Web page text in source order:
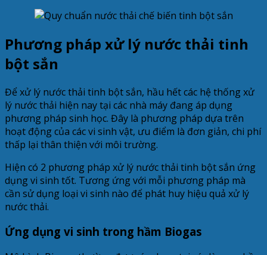
Phương pháp xử lý nước thải tinh
bột sắn
Để xử lý nước thải tinh bột sắn, hầu hết các hệ thống xử
lý nước thải hiện nay tại các nhà máy đang áp dụng
phương pháp sinh học. Đây là phương pháp dựa trên
hoạt động của các vi sinh vật, ưu điểm là đơn giản, chi phí
thấp lại thân thiện với môi trường.
Hiện có 2 phương pháp xử lý nước thải tinh bột sắn ứng
dụng vi sinh tốt. Tương ứng với mỗi phương pháp mà
cần sử dụng loại vi sinh nào để phát huy hiệu quả xử lý
nước thải.
Ứng dụng vi sinh trong hầm Biogas